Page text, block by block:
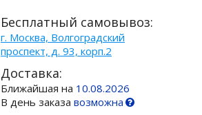
Бесплатный самовывоз:
г. Москва, Волгоградский
проспект, д. 93, корп.2
Доставка:
Ближайшая на 10.08.2026
В день заказа возможна